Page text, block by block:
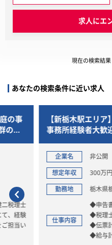
求人にエ
現在の検索結果
あなたの検索条件に近い求人
の事
の働
税理士
、経験
担当い
【新栃木駅エリ
事務所経験者大歓
企業名
非公開
想定年収
300万
勤務地
栃木県
仕事内容
◆申告
◆税理
◆伝票
◆給与